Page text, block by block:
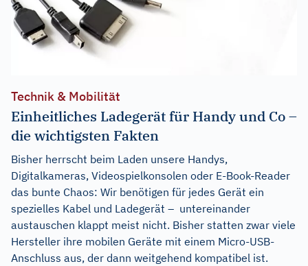
Technik & Mobilität
Einheitliches Ladegerät für Handy und Co –
die wichtigsten Fakten
Bisher herrscht beim Laden unsere Handys,
Digitalkameras, Videospielkonsolen oder E-Book-Reader
das bunte Chaos: Wir benötigen für jedes Gerät ein
spezielles Kabel und Ladegerät – untereinander
austauschen klappt meist nicht. Bisher statten zwar viele
Hersteller ihre mobilen Geräte mit einem Micro-USB-
Anschluss aus, der dann weitgehend kompatibel ist.